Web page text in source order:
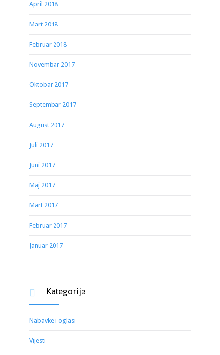
April 2018
Mart 2018
Februar 2018
Novembar 2017
Oktobar 2017
Septembar 2017
August 2017
Juli 2017
Juni 2017
Maj 2017
Mart 2017
Februar 2017
Januar 2017
 Kategorije
Nabavke i oglasi
Vijesti